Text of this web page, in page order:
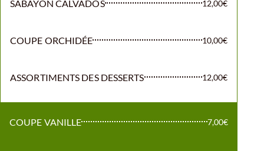
SABAYON CALVADOS 12,00€
COUPE ORCHIDÉE 10,00€
ASSORTIMENTS DES DESSERTS 12,00€
COUPE VANILLE 7,00€